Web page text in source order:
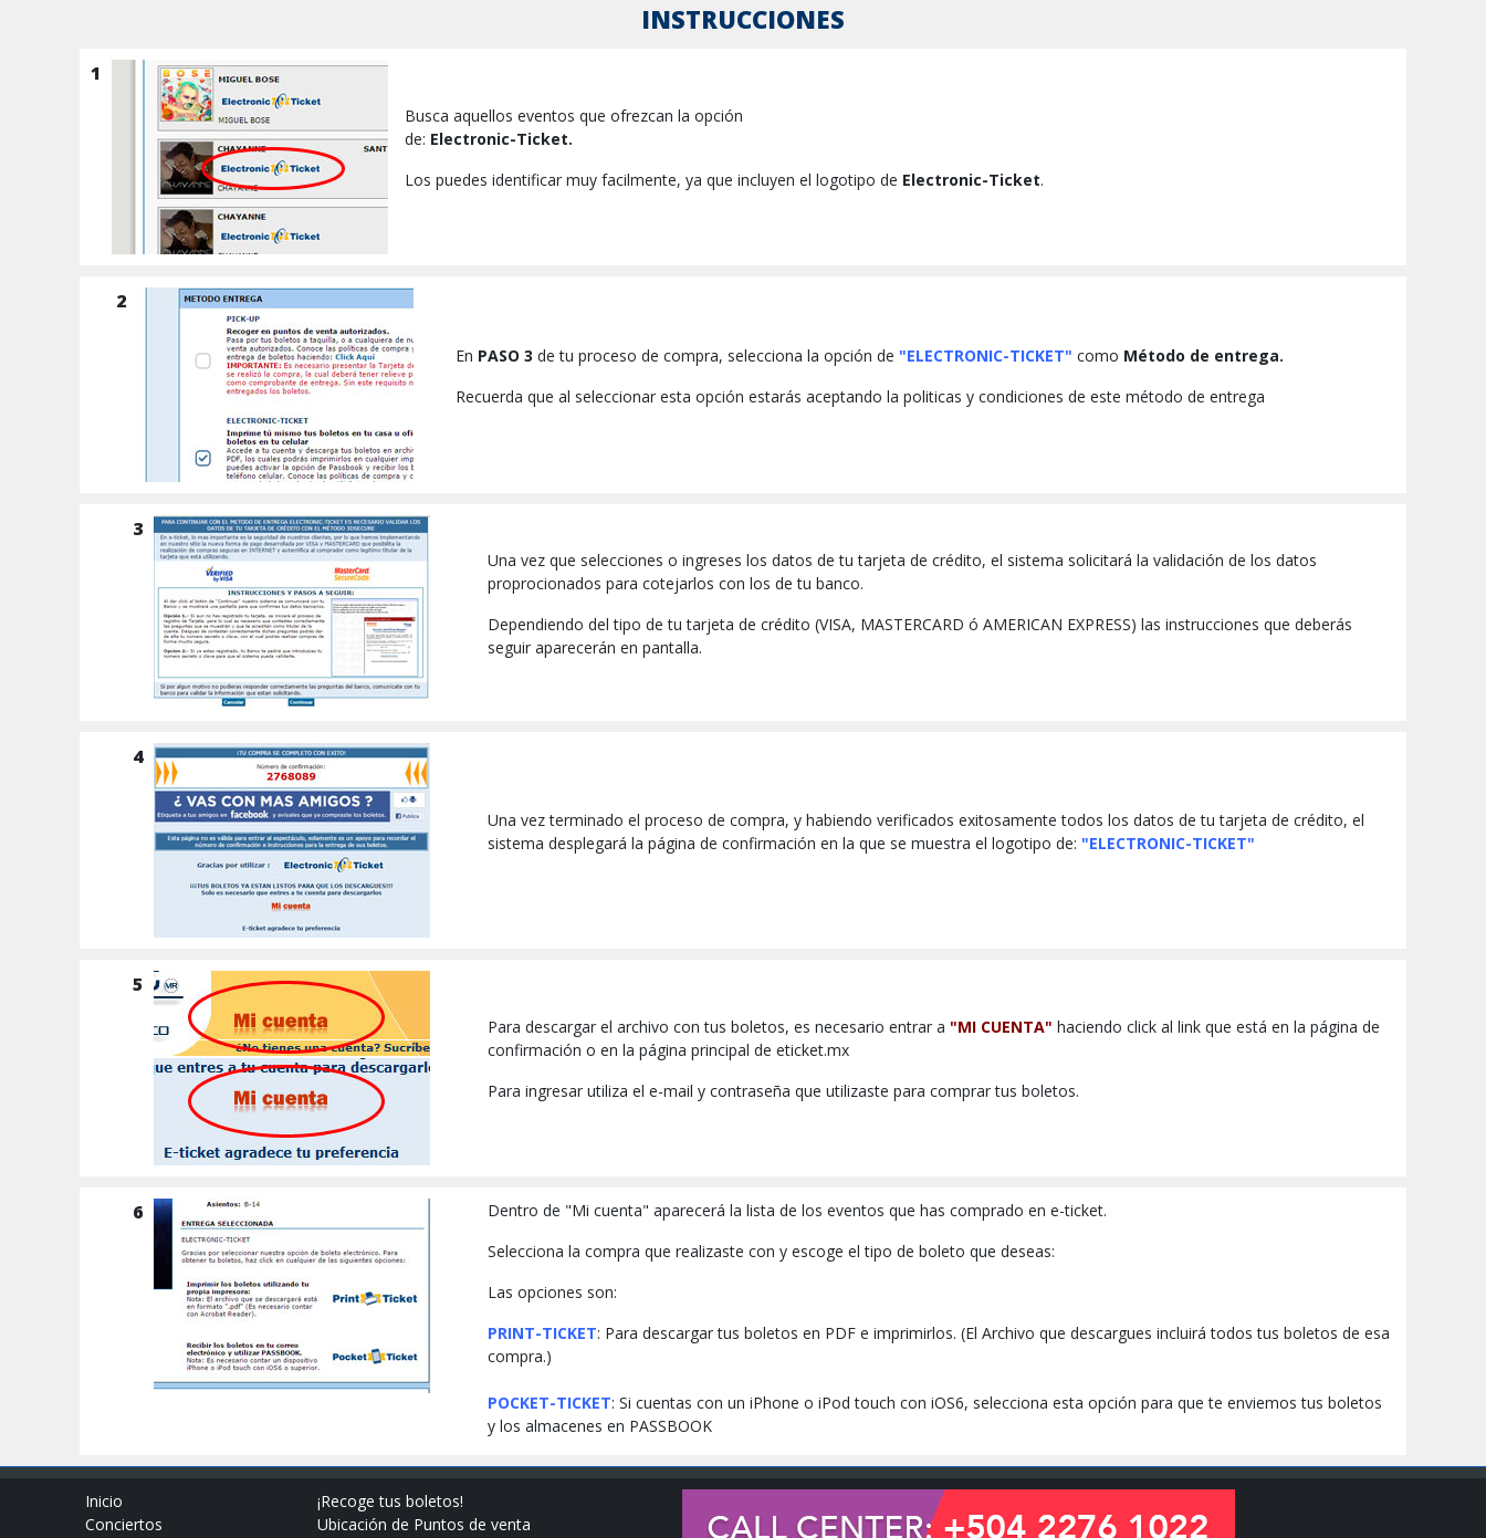
INSTRUCCIONES
1
Busca aquellos eventos que ofrezcan la opción
de: Electronic-Ticket.
Los puedes identificar muy facilmente, ya que incluyen el logotipo de Electronic-Ticket.
2
En PASO 3 de tu proceso de compra, selecciona la opción de "ELECTRONIC-TICKET" como Método de entrega.
Recuerda que al seleccionar esta opción estarás aceptando la politicas y condiciones de este método de entrega
3
Una vez que selecciones o ingreses los datos de tu tarjeta de crédito, el sistema solicitará la validación de los datos
proprocionados para cotejarlos con los de tu banco.
Dependiendo del tipo de tu tarjeta de crédito (VISA, MASTERCARD ó AMERICAN EXPRESS) las instrucciones que deberás
seguir aparecerán en pantalla.
4
Una vez terminado el proceso de compra, y habiendo verificados exitosamente todos los datos de tu tarjeta de crédito, el
sistema desplegará la página de confirmación en la que se muestra el logotipo de: "ELECTRONIC-TICKET"
5
Para descargar el archivo con tus boletos, es necesario entrar a "MI CUENTA" haciendo click al link que está en la página de
confirmación o en la página principal de eticket.mx
Para ingresar utiliza el e-mail y contraseña que utilizaste para comprar tus boletos.
6
Dentro de "Mi cuenta" aparecerá la lista de los eventos que has comprado en e-ticket.
Selecciona la compra que realizaste con y escoge el tipo de boleto que deseas:
Las opciones son:
PRINT-TICKET: Para descargar tus boletos en PDF e imprimirlos. (El Archivo que descargues incluirá todos tus boletos de esa
compra.)
POCKET-TICKET: Si cuentas con un iPhone o iPod touch con iOS6, selecciona esta opción para que te enviemos tus boletos
y los almacenes en PASSBOOK
Inicio
Conciertos
¡Recoge tus boletos!
Ubicación de Puntos de venta